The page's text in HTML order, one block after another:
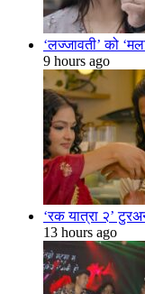
‘लज्जावती’ को
9 hours ago
‘रक यात्रा २’
13 hours ago